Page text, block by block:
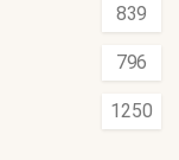
839
796
1250